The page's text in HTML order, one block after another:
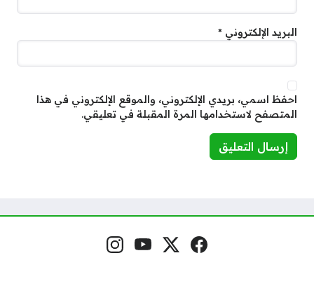
البريد الإلكتروني *
احفظ اسمي، بريدي الإلكتروني، والموقع الإلكتروني في هذا
المتصفح لاستخدامها المرة المقبلة في تعليقي.
مواقع التواصل فيسبوكمنصة إكس
يوتيوبإنستغرام